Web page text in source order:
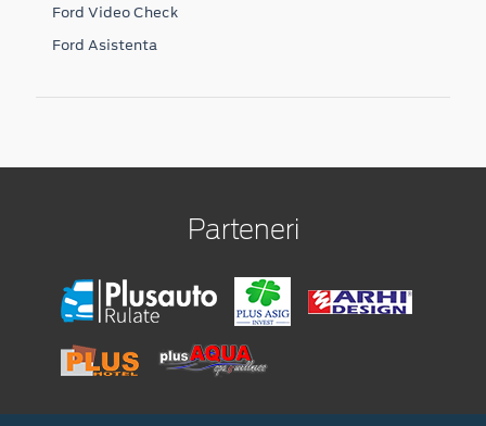
Ford Video Check
Ford Asistenta
Parteneri